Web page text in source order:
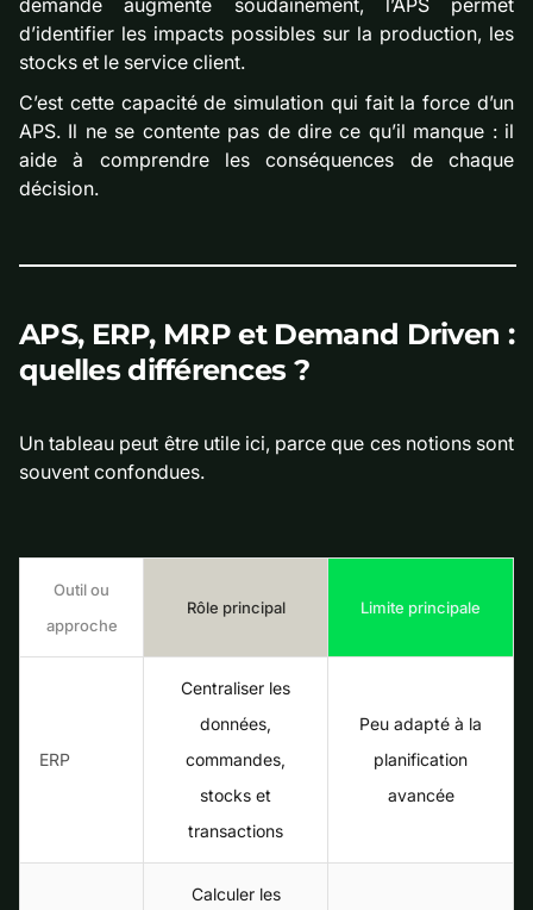
demande augmente soudainement, l’APS permet
d’identifier les impacts possibles sur la production, les
stocks et le service client.
C’est cette capacité de simulation qui fait la force d’un
APS. Il ne se contente pas de dire ce qu’il manque : il
aide à comprendre les conséquences de chaque
décision.
APS, ERP, MRP et Demand Driven :
quelles différences ?
Un tableau peut être utile ici, parce que ces notions sont
souvent confondues.
Outil ou
approche
Rôle principal Limite principale
ERP
Centraliser les
données,
commandes,
stocks et
transactions
Peu adapté à la
planification
avancée
Calculer les